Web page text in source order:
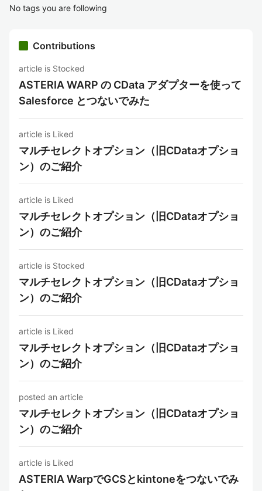
No tags you are following
Contributions
article is Stocked
ASTERIA WARP の CData アダプターを使って
Salesforce とつないでみた
article is Liked
マルチセレクトオプション（旧CDataオプショ
ン）のご紹介
article is Liked
マルチセレクトオプション（旧CDataオプショ
ン）のご紹介
article is Stocked
マルチセレクトオプション（旧CDataオプショ
ン）のご紹介
article is Liked
マルチセレクトオプション（旧CDataオプショ
ン）のご紹介
posted an article
マルチセレクトオプション（旧CDataオプショ
ン）のご紹介
article is Liked
ASTERIA WarpでGCSとkintoneをつないでみ